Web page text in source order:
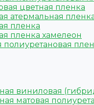
цветная пленка
атермальная
пленка
пленка хамелеон
виниловая
матовая